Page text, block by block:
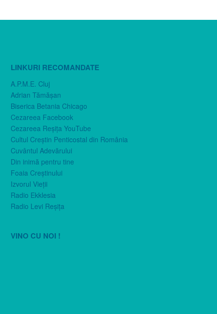
LINKURI RECOMANDATE
A.P.M.E. Cluj
Adrian Tămăşan
Biserica Betania Chicago
Cezareea Facebook
Cezareea Reşiţa YouTube
Cultul Creştin Penticostal din România
Cuvântul Adevărului
Din inimă pentru tine
Foaia Creştinului
Izvorul Vieţii
Radio Ekklesia
Radio Levi Reşiţa
VINO CU NOI !